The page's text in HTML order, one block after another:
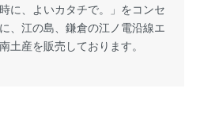
に、よいカタチで。」をコンセ
、江の島、鎌倉の江ノ電沿線エ
土産を販売しております。